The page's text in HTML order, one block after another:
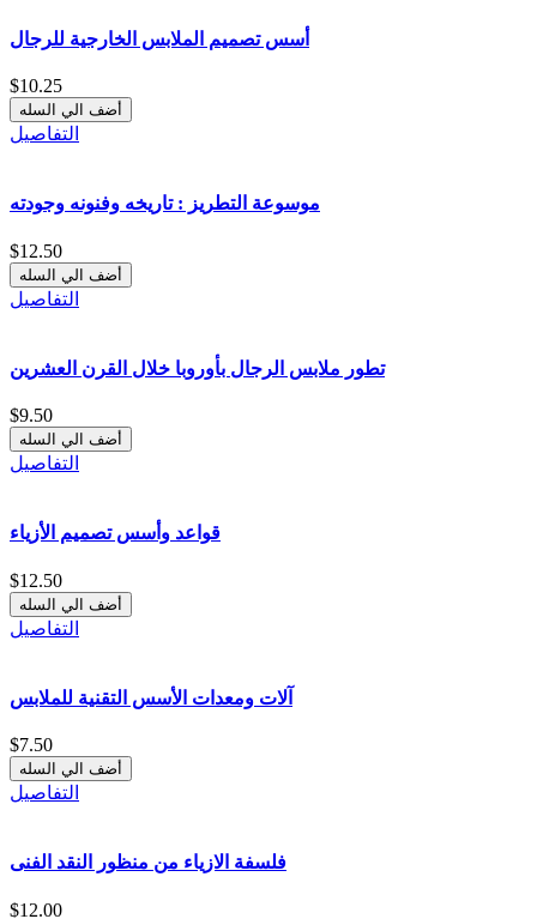
أسس تصميم الملابس الخارجية للرجال
$10.25
التفاصيل
موسوعة التطريز : تاريخه وفنونه وجودته
$12.50
التفاصيل
تطور ملابس الرجال بأوروبا خلال القرن العشرين
$9.50
التفاصيل
قواعد وأسس تصميم الأزياء
$12.50
التفاصيل
آلات ومعدات الأسس التقنية للملابس
$7.50
التفاصيل
فلسفة الازياء من منظور النقد الفنى
$12.00